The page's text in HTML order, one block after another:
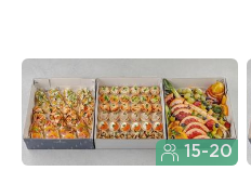
15-20